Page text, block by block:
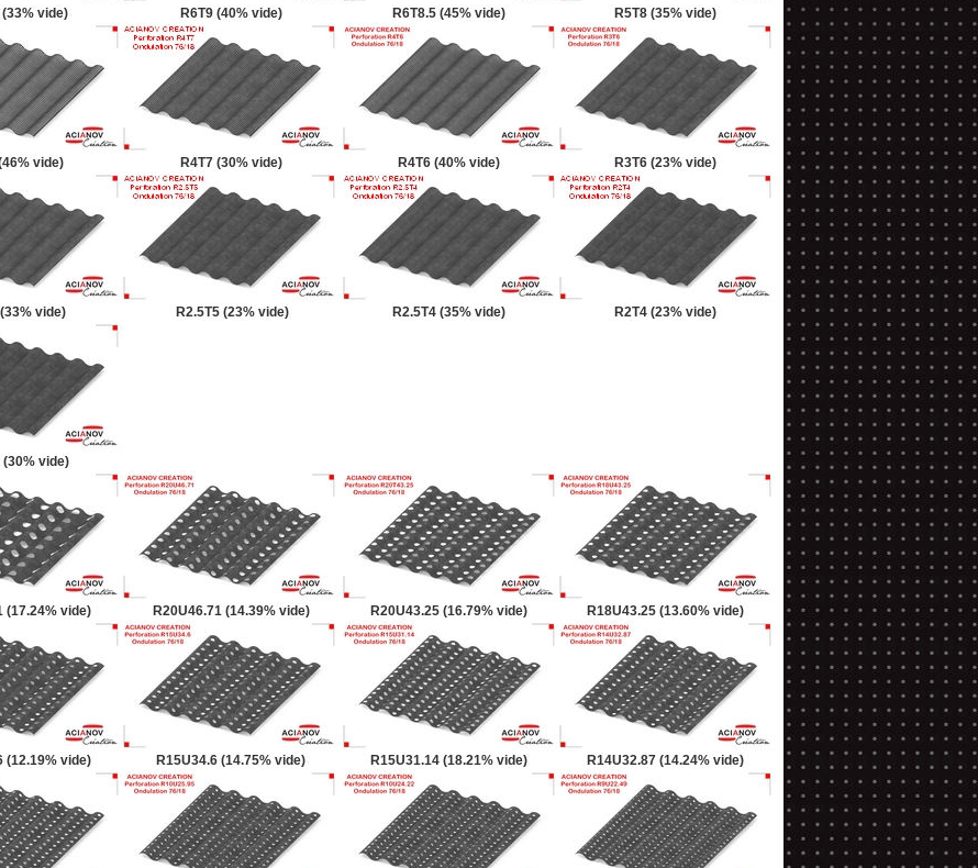
(33% vide) R6T9 (40% vide) R6T8.5 (45% vide) R5T8 (35% vide)
vide) R4T7 (30% vide) R4T6 (40% vide) R3T6 (23% vide)
vide) R2.5T5 (23% vide) R2.5T4 (35% vide) R2T4 (23% vide)
(30% vide)
(17.24% vide) R20U46.71 (14.39% vide) R20U43.25 (16.79% vide) R18U43.25 (13.60% vide)
(12.19% vide) R15U34.6 (14.75% vide) R15U31.14 (18.21% vide) R14U32.87 (14.24% vide)